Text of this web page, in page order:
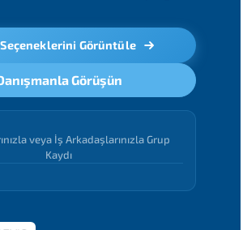
Görüntüle
Görüşün
veya İş Arkadaşlarınızla Grup
Kaydı